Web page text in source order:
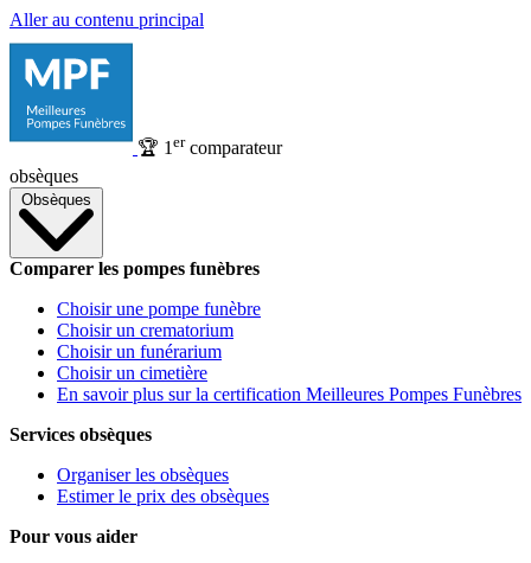
Aller au contenu principal
🏆 1 ercomparateur
obsèques
Obsèques
Comparer les pompes funèbres
Choisir une pompe funèbre
Choisir un crematorium
Choisir un funérarium
Choisir un cimetière
En savoir plus sur la certification Meilleures Pompes Funèbres
Services obsèques
Organiser les obsèques
Estimer le prix des obsèques
Pour vous aider